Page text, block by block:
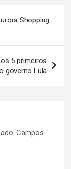
Shopping
5 primeiros
governo Lula
Campos